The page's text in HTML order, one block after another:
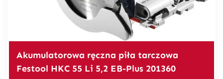
Akumulatorowa ręczna piła tarczowa
Festool HKC 55 Li 5,2 EB-Plus 201360